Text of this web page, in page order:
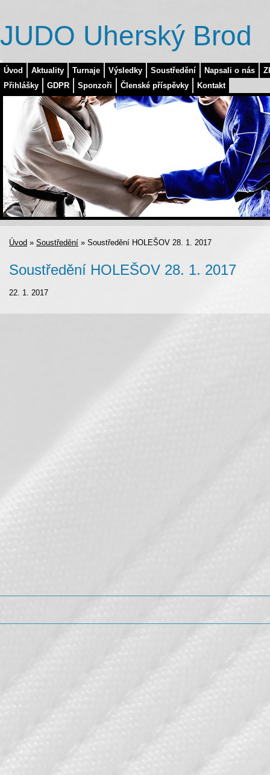
Úvod Aktuality Turnaje Výsledky Soustředění Napsali o nás
Přihlášky
GDPR Sponzoři Členské příspěvky Kontakt
JUDO Uherský Brod
Úvod » Soustředění » Soustředění HOLEŠOV 28. 1. 2017
Soustředění HOLEŠOV 28. 1. 2017
22. 1. 2017